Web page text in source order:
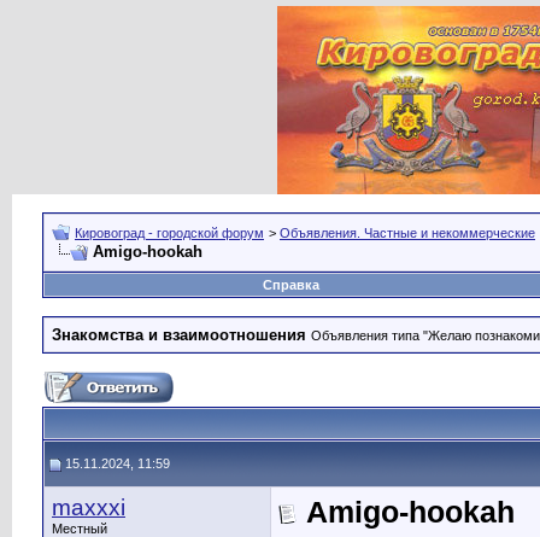
Кировоград - городской форум > Объявления. Частные и некоммерческие
Amigo-hookah
Справка
Знакомства и взаимоотношения Объявления типа "Желаю
15.11.2024, 11:59
maxxxi
Местный
Amigo-hookah